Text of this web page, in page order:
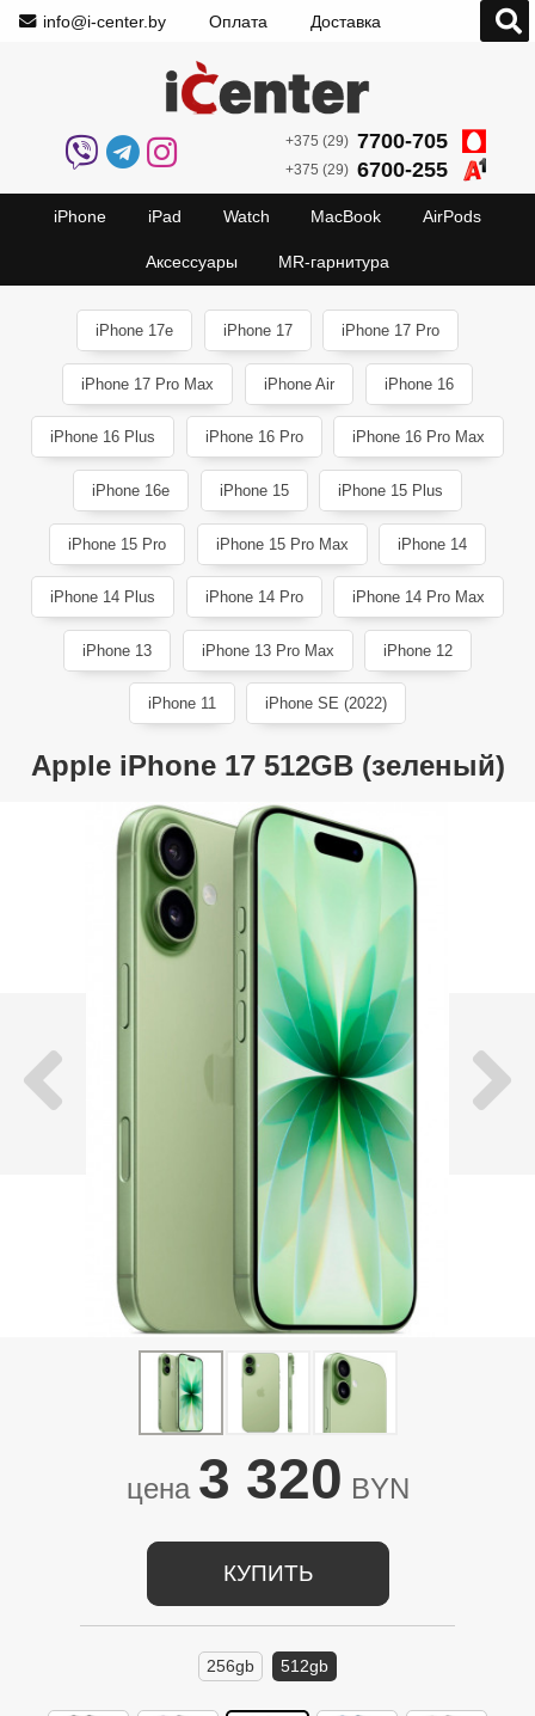
info@i-center.by Оплата Доставка
+375 (29) 7700-705
+375 (29) 6700-255
iPhone iPad Watch MacBook AirPods
Аксессуары MR-гарнитура
iPhone 17e iPhone 17 iPhone 17 Pro
iPhone 17 Pro Max iPhone Air iPhone 16
iPhone 16 Plus iPhone 16 Pro iPhone 16 Pro Max
iPhone 16e iPhone 15 iPhone 15 Plus
iPhone 15 Pro iPhone 15 Pro Max iPhone 14
iPhone 14 Plus iPhone 14 Pro iPhone 14 Pro Max
iPhone 13 iPhone 13 Pro Max iPhone 12
iPhone 11 iPhone SE (2022)
Apple iPhone 17 512GB (зеленый)
цена 3 320 BYN
КУПИТЬ
256gb 512gb